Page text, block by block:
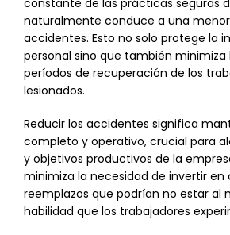
constante de las prácticas seguras
naturalmente conduce a una
accidentes. Esto no solo protege la
personal sino que también minimiza
períodos de recuperación de los
lesionados.
Reducir los accidentes significa
completo y operativo, crucial para
y objetivos productivos de la
minimiza la necesidad de invertir
reemplazos que podrían no estar al
habilidad que los trabajadores